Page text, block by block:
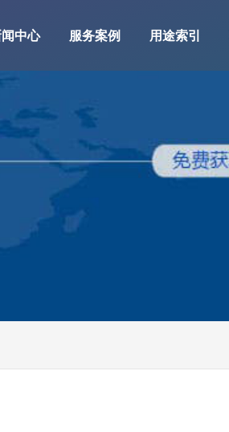
中心 服务案例 用途索引